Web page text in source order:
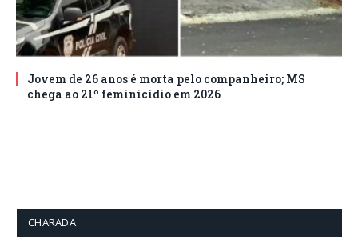
Jovem de 26 anos é morta pelo companheiro; MS
chega ao 21º feminicídio em 2026
CHARADA